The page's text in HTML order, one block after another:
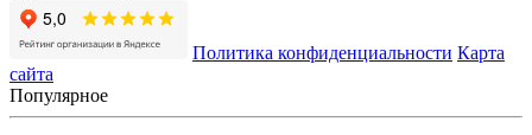
Политика конфиденциальности Карта
сайта
Популярное